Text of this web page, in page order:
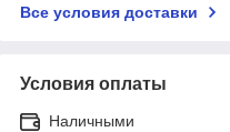
Все условия доставки
Условия оплаты
Наличными